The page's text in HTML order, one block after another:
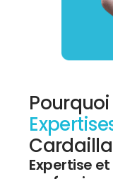
Expertise